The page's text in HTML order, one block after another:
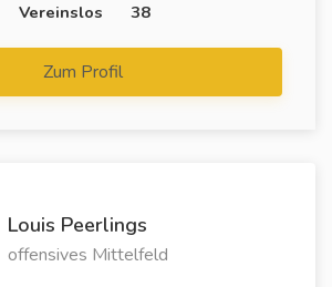
Vereinslos
38
Zum Profil
Louis Peerlings
offensives Mittelfeld